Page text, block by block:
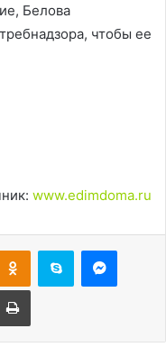
Белова
чтобы ее
www.edimdoma.ru
Одноклассники
Skype
электронную почту Печатать